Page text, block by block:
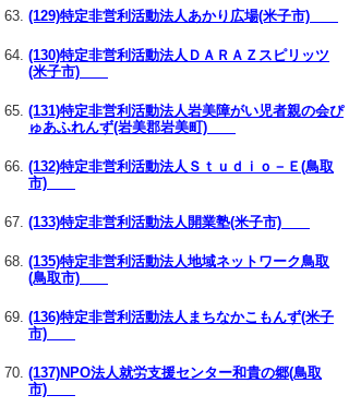
(129)特定非営利活動法人あかり広場(米子市)
(130)特定非営利活動法人ＤＡＲＡＺスピリッツ
(米子市)
(131)特定非営利活動法人岩美障がい児者親の会ぴ
ゅあふれんず(岩美郡岩美町)
(132)特定非営利活動法人Ｓｔｕｄｉｏ－Ｅ(鳥取
市)
(133)特定非営利活動法人開業塾(米子市)
(135)特定非営利活動法人地域ネットワーク鳥取
(鳥取市)
(136)特定非営利活動法人まちなかこもんず(米子
市)
(137)NPO法人就労支援センター和貴の郷(鳥取
市)